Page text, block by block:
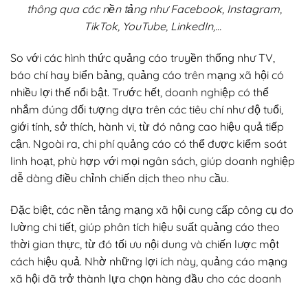
thông qua các nền tảng như Facebook, Instagram,
TikTok, YouTube, LinkedIn,…
So với các hình thức quảng cáo truyền thống như TV,
báo chí hay biển bảng, quảng cáo trên mạng xã hội có
nhiều lợi thế nổi bật. Trước hết, doanh nghiệp có thể
nhắm đúng đối tượng dựa trên các tiêu chí như độ tuổi,
giới tính, sở thích, hành vi, từ đó nâng cao hiệu quả tiếp
cận. Ngoài ra, chi phí quảng cáo có thể được kiểm soát
linh hoạt, phù hợp với mọi ngân sách, giúp doanh nghiệp
dễ dàng điều chỉnh chiến dịch theo nhu cầu.
Đặc biệt, các nền tảng mạng xã hội cung cấp công cụ đo
lường chi tiết, giúp phân tích hiệu suất quảng cáo theo
thời gian thực, từ đó tối ưu nội dung và chiến lược một
cách hiệu quả. Nhờ những lợi ích này, quảng cáo mạng
xã hội đã trở thành lựa chọn hàng đầu cho các doanh